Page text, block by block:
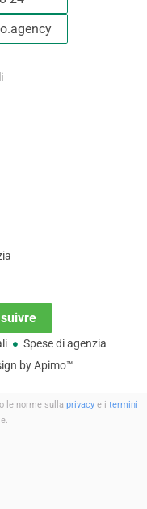
Spese di agenzia
byApimo™
le norme sulla privacy e i termini